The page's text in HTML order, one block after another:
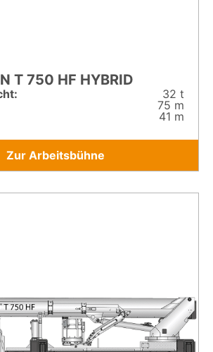
T 750 HF HYBRID
32 t
75 m
41 m
Zur Arbeitsbühne